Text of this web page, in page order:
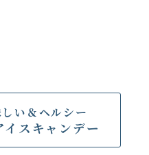
い＆ヘルシー
イスキャンデー